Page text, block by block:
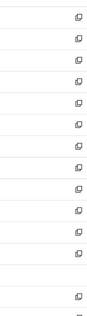
開
く
ウ
で
開
く
ン
ド
ウ
で
開
く
ウ
ィ
ン
ド
ウ
で
開
く
新
し
い
ウ
ィ
ン
ド
ウ
で
開
く
新
し
い
ウ
ィ
ン
ド
ウ
で
開
く
新
し
い
ウ
ィ
ン
ド
ウ
で
開
く
新
し
い
ウ
ィ
ン
ド
ウ
で
開
く
新
し
い
ウ
ィ
ン
ド
ウ
で
開
く
新
し
い
ウ
ィ
ン
ド
ウ
で
開
く
新
し
い
ウ
ィ
ン
ド
ウ
で
開
く
新
し
い
ウ
ィ
ン
ド
ウ
で
開
新
し
い
ウ
ィ
ン
ド
ウ
開
く
新
し
い
ウ
ィ
ン
ウ
で
開
新
し
い
ウ
ン
ド
ウ
新
し
ウ
ィ
ン
新
し